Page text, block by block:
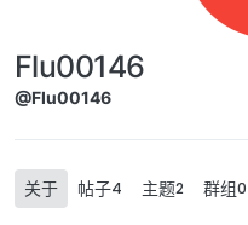
Flu00146
@Flu00146
关于 帖子4 主题2 群组0